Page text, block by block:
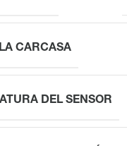
CARCASA
DEL SENSOR